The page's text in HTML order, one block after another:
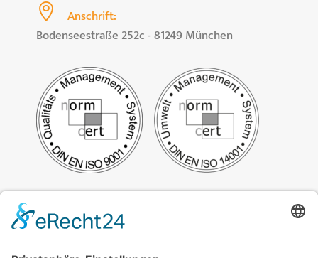

Anschrift:
Bodenseestraße 252c - 81249 München
